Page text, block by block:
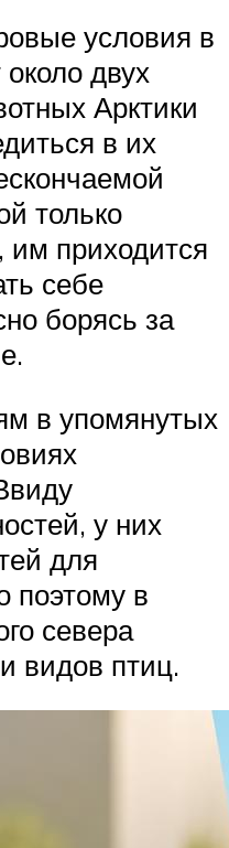
условия в
двух
Арктики
в их
только
приходится
себе
борясь за
в упомянутых
у них
для
поэтому в
севера
видов птиц.